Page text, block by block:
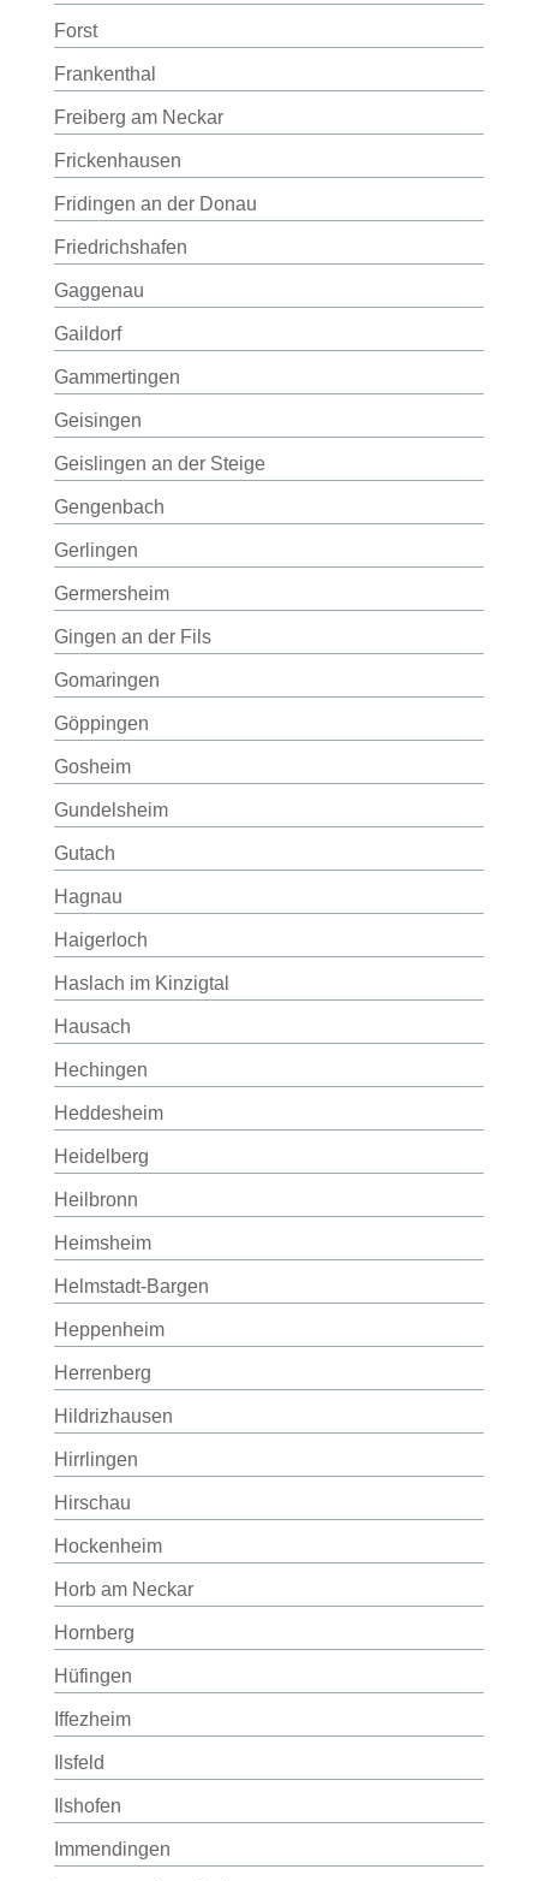
Forst
Frankenthal
Freiberg am Neckar
Frickenhausen
Fridingen an der Donau
Friedrichshafen
Gaggenau
Gaildorf
Gammertingen
Geisingen
Geislingen an der Steige
Gengenbach
Gerlingen
Germersheim
Gingen an der Fils
Gomaringen
Göppingen
Gosheim
Gundelsheim
Gutach
Hagnau
Haigerloch
Haslach im Kinzigtal
Hausach
Hechingen
Heddesheim
Heidelberg
Heilbronn
Heimsheim
Helmstadt-Bargen
Heppenheim
Herrenberg
Hildrizhausen
Hirrlingen
Hirschau
Hockenheim
Horb am Neckar
Hornberg
Hüfingen
Iffezheim
Ilsfeld
Ilshofen
Immendingen